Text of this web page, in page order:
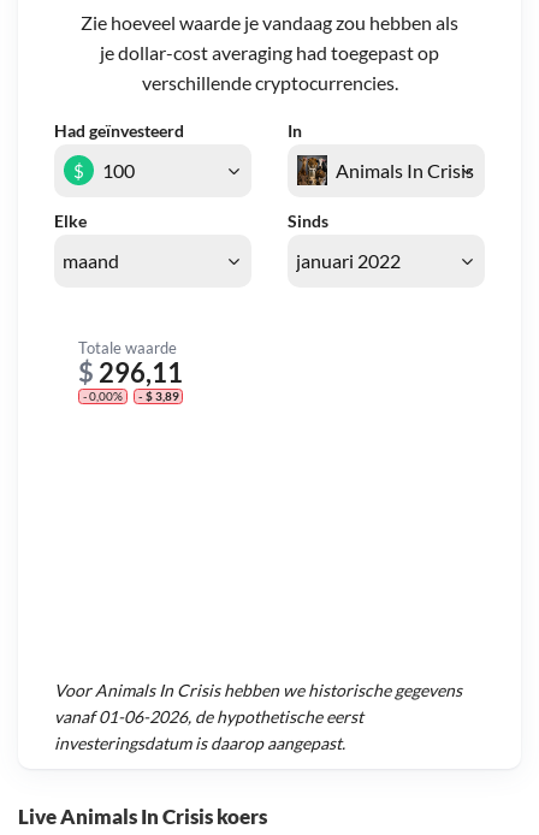
Live Animals In Crisis koers
Zie hoeveel waarde je vandaag zou hebben als
je dollar-cost averaging had toegepast op
verschillende cryptocurrencies.
Had geïnvesteerd In
Elke Sinds
$
Totale waarde
$ 296,11
- 0,00% - $ 3,89
VoorAnimals In Crisishebben we historische gegevens
vanaf01-06-2026, de hypothetische eerst
investeringsdatum is daarop aangepast.